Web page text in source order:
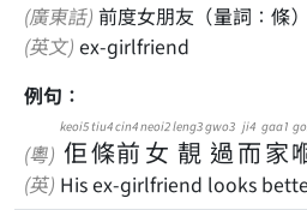
(廣東話) 前度女朋友（量詞：條）
(英文) ex-girlfriend
例句：
(粵) 佢
keoi5
條
tiu4
前
cin4
女
neoi2
靚
leng3
過
gwo3
而
ji4
家
gaa1
(英) His ex-girlfriend looks